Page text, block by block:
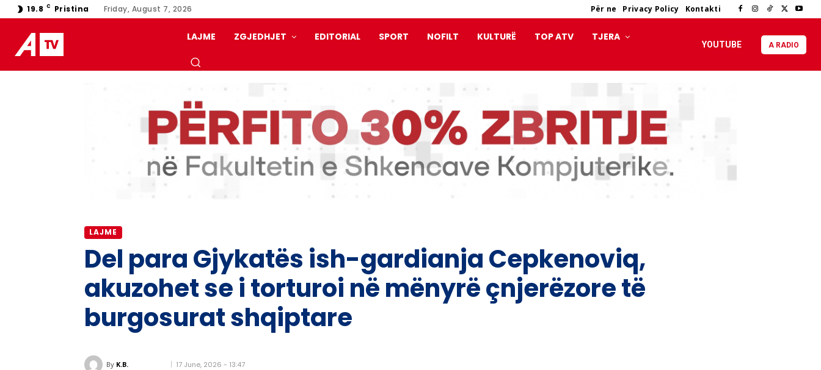
19.8 C Pristina Friday, August 7, 2026 Për ne Privacy Policy Kontakti
LAJME ZGJEDHJET EDITORIAL SPORT NOFILT KULTURË TOP ATV TJERA
YOUTUBE A RADIO
LAJME
Del para Gjykatës ish-gardianja Cepkenoviq,
akuzohet se i torturoi në mënyrë çnjerëzore të
burgosurat shqiptare
By K.B. 17 June, 2026 - 13:47